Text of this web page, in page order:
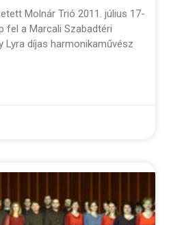
Molnár Trió 2011. július 17-
fel a Marcali Szabadtéri
Lyra díjas harmonikaművész